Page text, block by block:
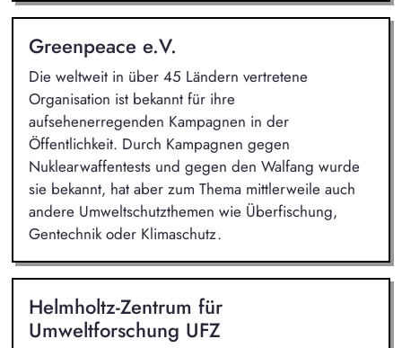
Greenpeace e.V.
Die weltweit in über 45 Ländern vertretene
Organisation ist bekannt für ihre
aufsehenerregenden Kampagnen in der
Öffentlichkeit. Durch Kampagnen gegen
Nuklearwaffentests und gegen den Walfang wurde
sie bekannt, hat aber zum Thema mittlerweile auch
andere Umweltschutzthemen wie Überfischung,
Gentechnik oder Klimaschutz.
Helmholtz-Zentrum für
Umweltforschung UFZ